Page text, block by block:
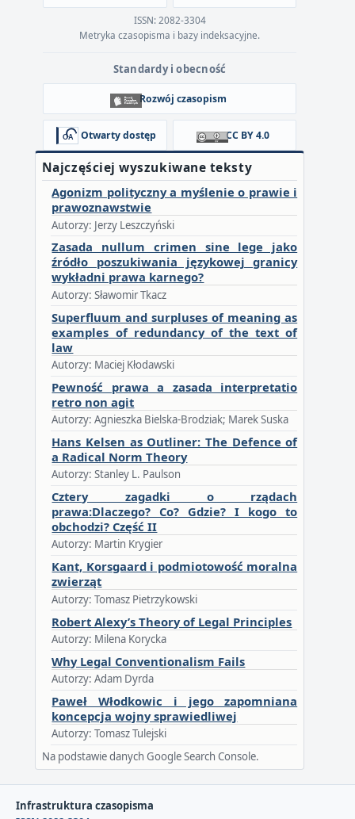
ISSN: 2082-3304
Metryka czasopisma i bazy indeksacyjne.
Standardy i obecność
Rozwój czasopism
Otwarty dostęp CC BY 4.0
Najczęściej wyszukiwane teksty
Agonizm polityczny a myślenie o prawie i
prawoznawstwie
Autorzy: Jerzy Leszczyński
Zasada nullum crimen sine lege jako
źródło poszukiwania językowej granicy
wykładni prawa karnego?
Autorzy: Sławomir Tkacz
Superfluum and surpluses of meaning as
examples of redundancy of the text of
law
Autorzy: Maciej Kłodawski
Pewność prawa a zasada interpretatio
retro non agit
Autorzy: Agnieszka Bielska-Brodziak; Marek Suska
Hans Kelsen as Outliner: The Defence of
a Radical Norm Theory
Autorzy: Stanley L. Paulson
Cztery zagadki o rządach
prawa:Dlaczego? Co? Gdzie? I kogo to
obchodzi? Część II
Autorzy: Martin Krygier
Kant, Korsgaard i podmiotowość moralna
zwierząt
Autorzy: Tomasz Pietrzykowski
Robert Alexy’s Theory of Legal Principles
Autorzy: Milena Korycka
Why Legal Conventionalism Fails
Autorzy: Adam Dyrda
Paweł Włodkowic i jego zapomniana
koncepcja wojny sprawiedliwej
Autorzy: Tomasz Tulejski
Na podstawie danych Google Search Console.
Infrastruktura czasopisma